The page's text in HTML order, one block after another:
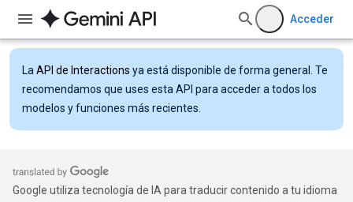
Acceder
La API de Interactions ya está disponible de forma general. Te
recomendamos que uses esta API para acceder a todos los
modelos y funciones más recientes.
Google utiliza tecnología de IA para traducir contenido a tu idioma